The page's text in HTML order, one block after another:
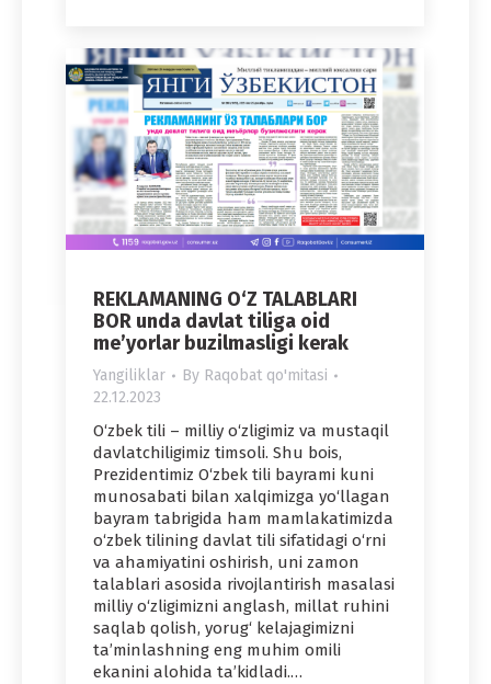
REKLAMANING O‘Z TALABLARI
BOR unda davlat tiliga oid
me’yorlar buzilmasligi kerak
Yangiliklar By Raqobat qo'mitasi
22.12.2023
O‘zbek tili – milliy o‘zligimiz va mustaqil
davlatchiligimiz timsoli. Shu bois,
Prezidentimiz O‘zbek tili bayrami kuni
munosabati bilan xalqimizga yo‘llagan
bayram tabrigida ham mamlakatimizda
o‘zbek tilining davlat tili sifatidagi o‘rni
va ahamiyatini oshirish, uni zamon
talablari asosida rivojlantirish masalasi
milliy o‘zligimizni anglash, millat ruhini
saqlab qolish, yorug‘ kelajagimizni
ta’minlashning eng muhim omili
ekanini alohida ta’kidladi.…